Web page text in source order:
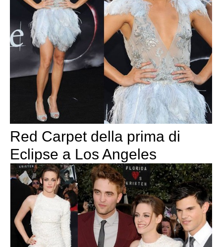
Red Carpet della prima di
Eclipse a Los Angeles